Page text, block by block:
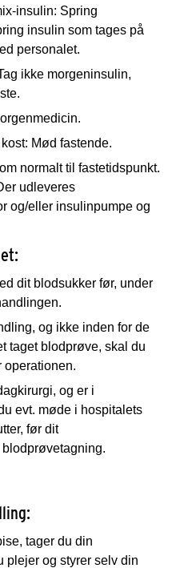
insulin: Spring
insulin som tages på
personalet.
ikke morgeninsulin,
Mød fastende.
normalt til fastetidspunkt.
udleveres
og/eller insulinpumpe og
dit blodsukker før, under
og ikke inden for de
taget blodprøve, skal du
operationen.
og er i
evt. møde i hospitalets
før dit
tager du din
plejer og styrer selv din